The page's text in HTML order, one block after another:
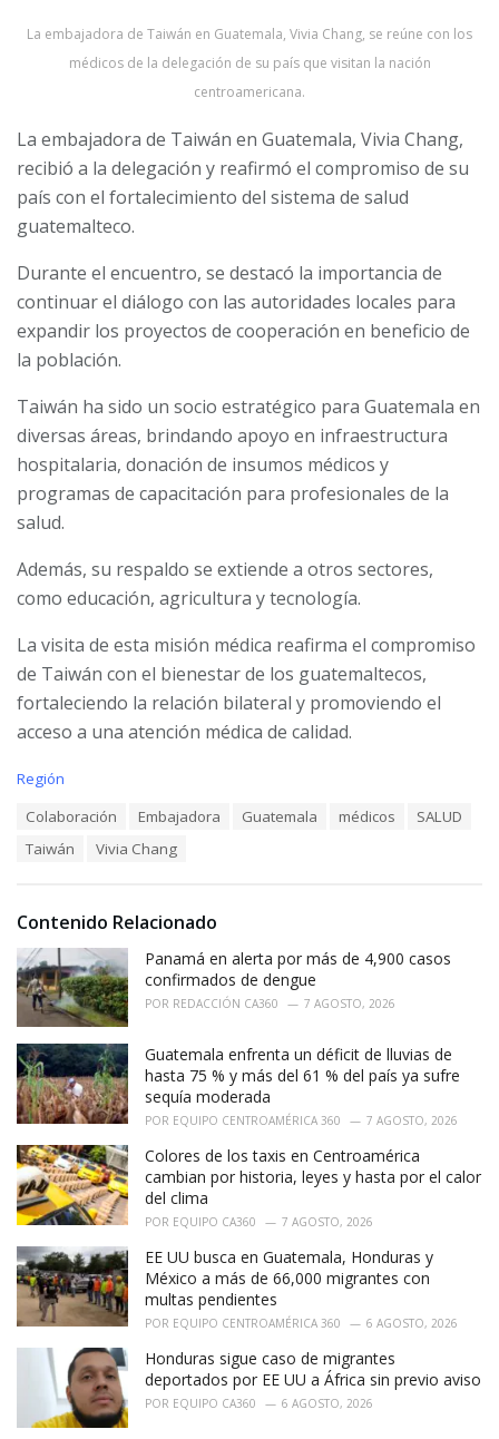
La embajadora de Taiwán en Guatemala, Vivia Chang, se reúne con los
médicos de la delegación de su país que visitan la nación
centroamericana.
La embajadora de Taiwán en Guatemala, Vivia Chang,
recibió a la delegación y reafirmó el compromiso de su
país con el fortalecimiento del sistema de salud
guatemalteco.
Durante el encuentro, se destacó la importancia de
continuar el diálogo con las autoridades locales para
expandir los proyectos de cooperación en beneficio de
la población.
Taiwán ha sido un socio estratégico para Guatemala en
diversas áreas, brindando apoyo en infraestructura
hospitalaria, donación de insumos médicos y
programas de capacitación para profesionales de la
salud.
Además, su respaldo se extiende a otros sectores,
como educación, agricultura y tecnología.
La visita de esta misión médica reafirma el compromiso
de Taiwán con el bienestar de los guatemaltecos,
fortaleciendo la relación bilateral y promoviendo el
acceso a una atención médica de calidad.
C
i
s
:
Región
Colaboración Embajadora Guatemala médicos
SALUD
Taiwán
Vivia Chang
Contenido Relacionado
Panamá en alerta por más de 4,900 casos
confirmados de dengue
POR REDACCIÓN CA360 7 AGOSTO, 2026
Guatemala enfrenta un déficit de lluvias de
hasta 75 % y más del 61 % del país ya sufre
sequía moderada
POR EQUIPO CENTROAMÉRICA 360 7 AGOSTO, 2026
Colores de los taxis en Centroamérica
cambian por historia, leyes y hasta por el calor
del clima
POR EQUIPO CA360 7 AGOSTO, 2026
EE UU busca en Guatemala, Honduras y
México a más de 66,000 migrantes con
multas pendientes
POR EQUIPO CENTROAMÉRICA 360 6 AGOSTO, 2026
Honduras sigue caso de migrantes
deportados por EE UU a África sin previo aviso
POR EQUIPO CA360 6 AGOSTO, 2026